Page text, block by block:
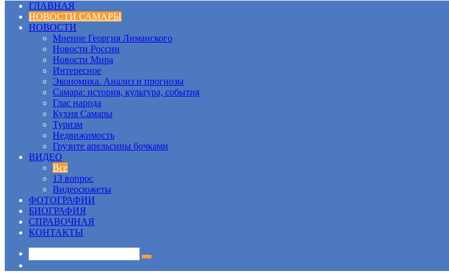
ГЛАВНАЯ
НОВОСТИ САМАРЫ
НОВОСТИ
Мнение Георгия Лиманского
Новости России
Новости Мира
Интересное
Экономика. Анализ и прогнозы
Самара: история, культура, события
Глас народа
Кухня Самары
Туризм
Недвижимость
Грузите апельсины бочками
ВИДЕО
Все
13 вопрос
Видеосюжеты
ФОТОГРАФИИ
БИОГРАФИЯ
СПРАВОЧНАЯ
КОНТАКТЫ